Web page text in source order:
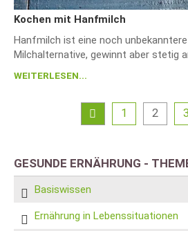
Kochen mit Hanfmilch
Hanfmilch ist eine noch
Milchalternative, gewinnt aber stetig
WEITERLESEN...
1 2
GESUNDE ERNÄHRUNG -
Basiswissen
Ernährung in Lebenssituationen